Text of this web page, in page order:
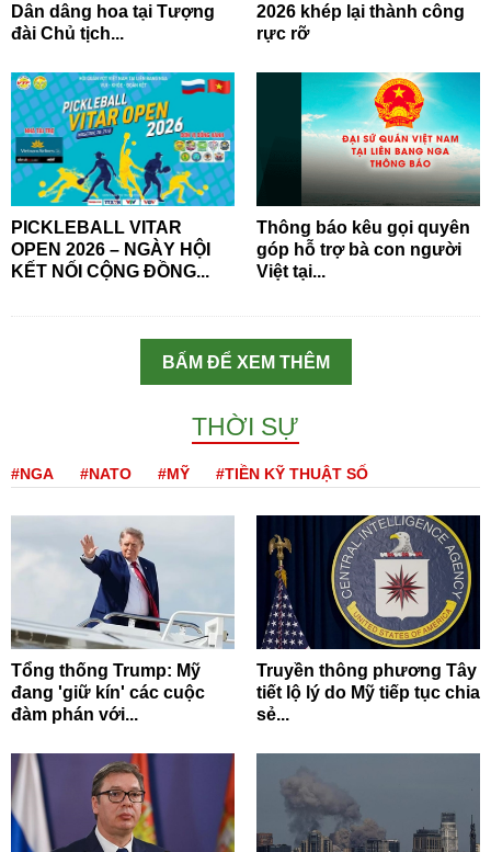
Dân dâng hoa tại Tượng
đài Chủ tịch...
2026 khép lại thành công
rực rỡ
PICKLEBALL VITAR
OPEN 2026 – NGÀY HỘI
KẾT NỐI CỘNG ĐỒNG...
Thông báo kêu gọi quyên
góp hỗ trợ bà con người
Việt tại...
BẤM ĐỂ XEM THÊM
THỜI SỰ
#NGA #NATO #MỸ #TIỀN KỸ THUẬT SỐ
Tổng thống Trump: Mỹ
đang 'giữ kín' các cuộc
đàm phán với...
Truyền thông phương Tây
tiết lộ lý do Mỹ tiếp tục chia
sẻ...